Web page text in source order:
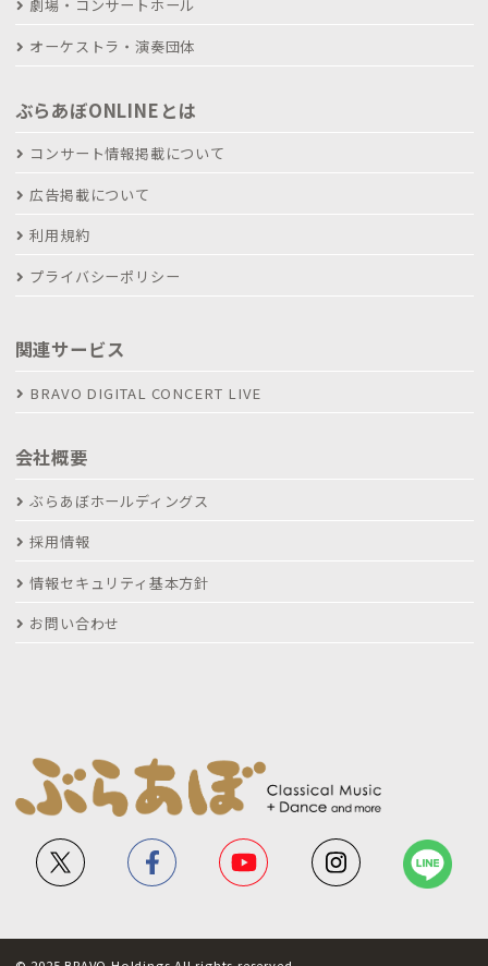
劇場・コンサートホール
オーケストラ・演奏団体
ぶらあぼONLINEとは
コンサート情報掲載について
広告掲載について
利用規約
プライバシーポリシー
関連サービス
BRAVO DIGITAL CONCERT LIVE
会社概要
ぶらあぼホールディングス
採用情報
情報セキュリティ基本方針
お問い合わせ